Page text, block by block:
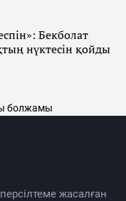
Бекболат
нүктесін қойды
болжамы
жасалған